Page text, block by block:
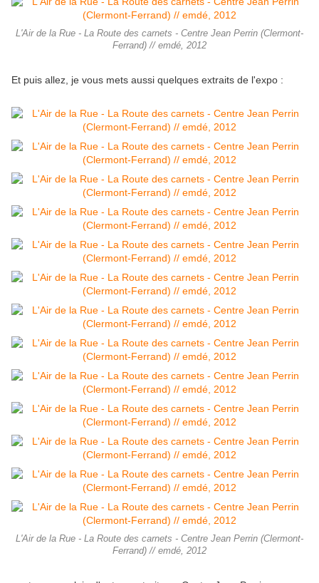
L'Air de la Rue - La Route des carnets - Centre Jean Perrin (Clermont-
Ferrand) // emdé, 2012
Et puis allez, je vous mets aussi quelques extraits de l'expo :
L'Air de la Rue - La Route des carnets - Centre Jean Perrin (Clermont-
Ferrand) // emdé, 2012